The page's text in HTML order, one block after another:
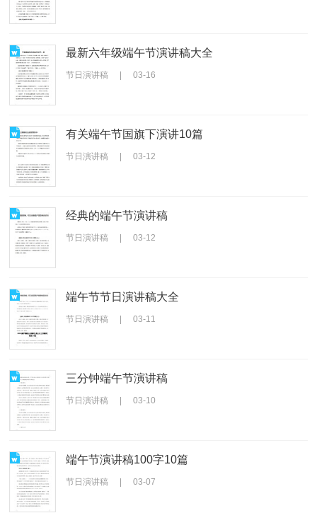
最新六年级端午节演讲稿大全
节日演讲稿 03-16
有关端午节国旗下演讲10篇
节日演讲稿 03-12
经典的端午节演讲稿
节日演讲稿 03-12
端午节节日演讲稿大全
节日演讲稿 03-11
三分钟端午节演讲稿
节日演讲稿 03-10
端午节演讲稿100字10篇
节日演讲稿 03-07